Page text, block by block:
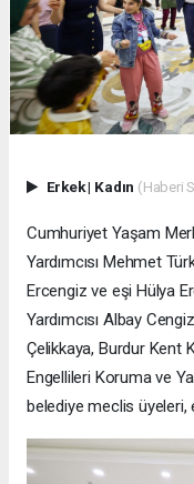
Erkek| Kadın (Haberi
Cumhuriyet Yaşam
Yardımcısı Mehmet
Ercengiz ve eşi Hülya
Yardımcısı Albay
Çelikkaya, Burdur Kent
Engellileri Koruma ve
belediye meclis üyeleri,